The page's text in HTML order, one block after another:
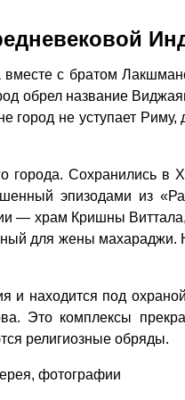
с братом
обрел название
не уступает
города. Сохранились
эпизодами из
— храм Кришны
для жены
и находится под
Это комплексы
религиозные обряды.
фотографии